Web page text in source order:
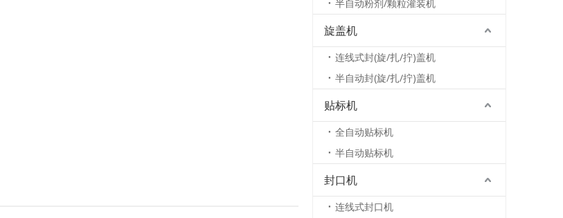
半自动粉剂/颗粒灌装机
旋盖机
连线式封(旋/扎/拧)盖机
半自动封(旋/扎/拧)盖机
贴标机
全自动贴标机
半自动贴标机
封口机
连线式封口机